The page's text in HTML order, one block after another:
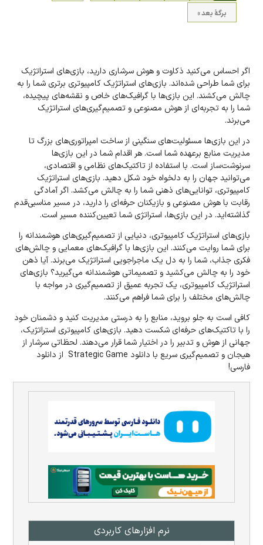
نرم افزار‌های کاربردی
برگهٔ بعد »
اگر احساس می‌کنید ذکاوت و هوش سرشاری دارید، بازی‌های استراتژیک
برای شما طراحی شده‌اند. بازی‌های استراتژیک کامپیوتری برتری شما را به
چالش می‌کشند. این بازی‌ها با گرافیک‌های خاص و نقشه‌های پیچیده،
شما را به تجربه‌ای از هوش مصنوعی و تصمیم‌گیری‌های استراتژیک
می‌برند.
در این بازی‌ها مسئولیت‌های‌ سنگینی از ساخت امپراتوری‌های بزرگ تا
مدیریت منابع بر‌عهده شما است. هر اقدام شما در این بازی‌ها
سرنوشت‌ساز است. با استفاده از تاکتیک‌های نظامی و اقتصادی،
می‌توانید جهان را به دلخواه خود شکل دهید. بازی‌های استراتژیک
کامپیوتری، توانایی‌های ذهنی شما را به چالش می‌کشد. اگر آمادگی
رقابت با هوش مصنوعی و بازیکنان حرفه‌ای را دارید، در مسیر مناسبی‌قدم
گذاشته‌اید. در این بازی‌ها، استراتژی‌ شما تعیین‌کننده مسیر است.
بازی‌های استراتژیک کامپیوتری، دنیایی از تصمیم‌گیری‌های هوشمندانه را
برای شما روایت می‌کنند. این بازی‌ها با گرافیک‌های معمایی و چالش‌های
فکری جذاب، شما را به دل یک ماجراجویی استراتژیک می‌برند. آیا ذهن
خود را به چالش می‌کشید و تصمیماتی هوشمندانه می‌گیرید؟ بازی‌های
استراتژیک کامپیوتری، یک تجربه عمیق از تصمیم‌گیری در مواجه با
چالش‌های مختلف را برای شما فراهم می‌کنند.
کافی‌ است به جلو بروید، منابع را به درستی مدیریت کنید و دشمنان خود
را با تاکتیک‌های حرفه‌ای شکست دهید. بازی‌های کامپیوتری استراتژیک،
جهانی از هوش و تدبیر را در اختیار شما قرار می‌دهند. لحظاتی سرشار از
هیجان و تصمیم‌گیری سریع با دانلود Strategic Game از دانلود
فارسی!